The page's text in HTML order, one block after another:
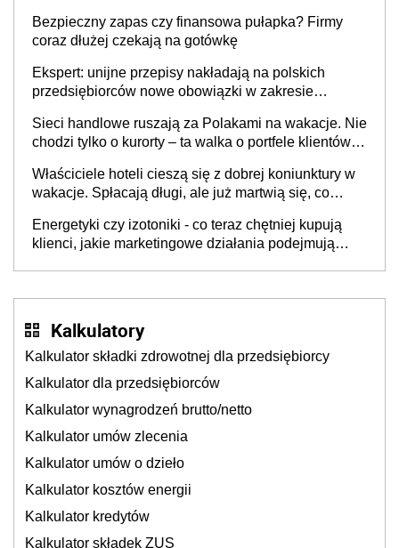
Bezpieczny zapas czy finansowa pułapka? Firmy
coraz dłużej czekają na gotówkę
Ekspert: unijne przepisy nakładają na polskich
przedsiębiorców nowe obowiązki w zakresie
Sieci handlowe ruszają za Polakami na wakacje. Nie
chodzi tylko o kurorty – ta walka o portfele klientów
cichu
Właściciele hoteli cieszą się z dobrej koniunktury w
wakacje. Spłacają długi, ale już martwią się, co
Energetyki czy izotoniki - co teraz chętniej kupują
klienci, jakie marketingowe działania podejmują
Kalkulatory
Kalkulator składki zdrowotnej dla przedsiębiorcy
Kalkulator dla przedsiębiorców
Kalkulator wynagrodzeń brutto/netto
Kalkulator umów zlecenia
Kalkulator umów o dzieło
Kalkulator kosztów energii
Kalkulator kredytów
Kalkulator składek ZUS